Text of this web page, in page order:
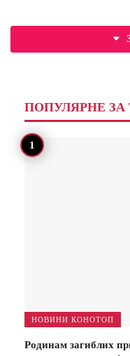
ПОПУЛЯРНЕ
НОВИНИ КОНОТОП
Родинам загиблих